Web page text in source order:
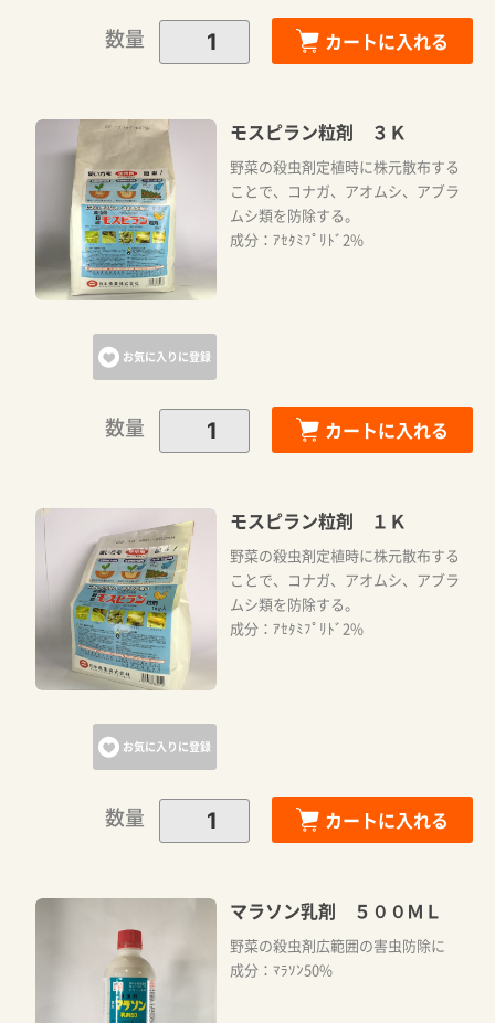
数量 カートに入れる
お気に入りに登録
モスピラン粒剤 ３Ｋ
野菜の殺虫剤定植時に株元散布する
ことで、コナガ、アオムシ、アブラ
ムシ類を防除する。
成分：ｱｾﾀﾐﾌﾟﾘﾄﾞ2%
数量 カートに入れる
お気に入りに登録
モスピラン粒剤 １Ｋ
野菜の殺虫剤定植時に株元散布する
ことで、コナガ、アオムシ、アブラ
ムシ類を防除する。
成分：ｱｾﾀﾐﾌﾟﾘﾄﾞ2%
数量 カートに入れる
マラソン乳剤 ５００ＭＬ
野菜の殺虫剤広範囲の害虫防除に
成分：ﾏﾗｿﾝ50%